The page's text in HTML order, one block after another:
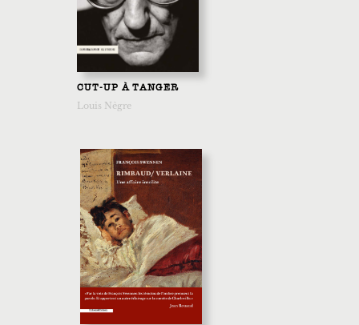
CUT-UP À TANGER
Louis Nègre